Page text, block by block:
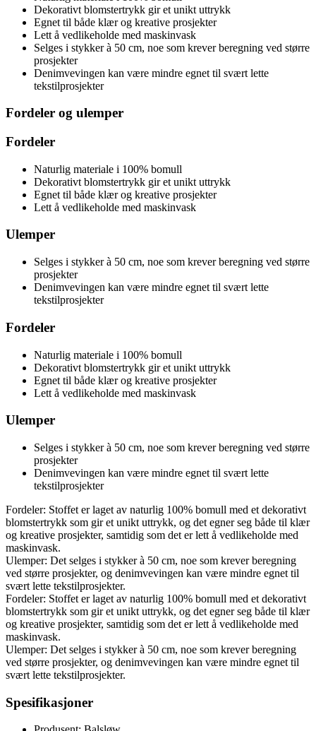
Dekorativt blomstertrykk gir et unikt uttrykk
Egnet til både klær og kreative prosjekter
Lett å vedlikeholde med maskinvask
Selges i stykker à 50 cm, noe som krever beregning ved større
prosjekter
Denimvevingen kan være mindre egnet til svært lette
tekstilprosjekter
Fordeler og ulemper
Fordeler
Naturlig materiale i 100% bomull
Dekorativt blomstertrykk gir et unikt uttrykk
Egnet til både klær og kreative prosjekter
Lett å vedlikeholde med maskinvask
Ulemper
Selges i stykker à 50 cm, noe som krever beregning ved større
prosjekter
Denimvevingen kan være mindre egnet til svært lette
tekstilprosjekter
Fordeler
Naturlig materiale i 100% bomull
Dekorativt blomstertrykk gir et unikt uttrykk
Egnet til både klær og kreative prosjekter
Lett å vedlikeholde med maskinvask
Ulemper
Selges i stykker à 50 cm, noe som krever beregning ved større
prosjekter
Denimvevingen kan være mindre egnet til svært lette
tekstilprosjekter
Fordeler: Stoffet er laget av naturlig 100% bomull med et dekorativt
blomstertrykk som gir et unikt uttrykk, og det egner seg både til klær
og kreative prosjekter, samtidig som det er lett å vedlikeholde med
maskinvask.
Ulemper: Det selges i stykker à 50 cm, noe som krever beregning
ved større prosjekter, og denimvevingen kan være mindre egnet til
svært lette tekstilprosjekter.
Fordeler: Stoffet er laget av naturlig 100% bomull med et dekorativt
blomstertrykk som gir et unikt uttrykk, og det egner seg både til klær
og kreative prosjekter, samtidig som det er lett å vedlikeholde med
maskinvask.
Ulemper: Det selges i stykker à 50 cm, noe som krever beregning
ved større prosjekter, og denimvevingen kan være mindre egnet til
svært lette tekstilprosjekter.
Spesifikasjoner